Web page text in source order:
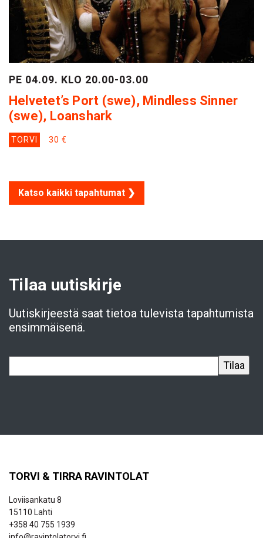
PE 04.09. KLO 20.00-03.00
Helvetet’s Port (swe), Mindless Sinner
(swe), Loanshark
TORVI 30 €
Katso kaikki tapahtumat ❯
Tilaa uutiskirje
Uutiskirjeestä saat tietoa tulevista tapahtumista
ensimmäisenä.
TORVI & TIRRA RAVINTOLAT
Loviisankatu 8
15110 Lahti
+358 40 755 1939